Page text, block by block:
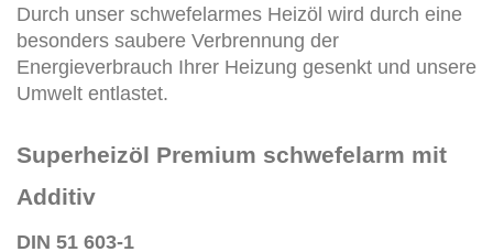
Durch unser schwefelarmes Heizöl wird durch eine
besonders saubere Verbrennung der
Energieverbrauch Ihrer Heizung gesenkt und unsere
Umwelt entlastet.
Superheizöl Premium schwefelarm mit
Additiv
DIN 51 603-1